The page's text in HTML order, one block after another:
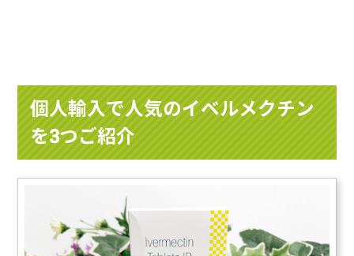
個人輸入で人気のイベルメクチン
を3つご紹介